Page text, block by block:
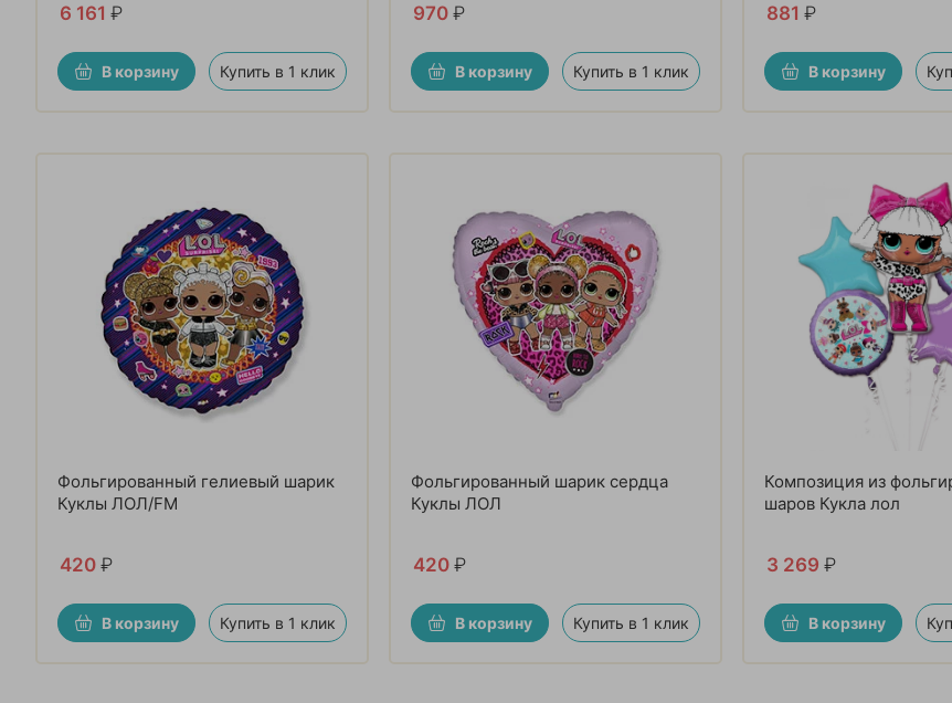
6 161 ₽
В корзину Купить в 1 клик
970 ₽
В корзину Купить в 1 клик
881 ₽
В корзину
Фольгированный гелиевый шарик
Куклы ЛОЛ/FM
420 ₽
В корзину Купить в 1 клик
Фольгированный шарик сердца
Куклы ЛОЛ
420 ₽
В корзину Купить в 1 клик
Композиция из
шаров Кукла лол
3 269 ₽
В корзину